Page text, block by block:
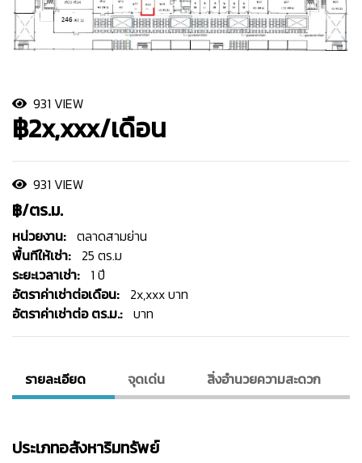
931 VIEW
฿2x,xxx/เดือน
931 VIEW
฿/ตร.ม.
หน่วยงาน: ตลาดสามย่าน
พื้นทีให้เช่า:
25 ตร.ม
ระยะเวลาเช่า:
1 ปี
อัตราค่าเช่าต่อเดือน:
2x,xxx บาท
อัตราค่าเช่าต่อ ตร.ม.: บาท
รายละเอียด จุดเด่น สิ่งอํานวยความสะดวก
ประเภทอสังหาริมทรัพย์